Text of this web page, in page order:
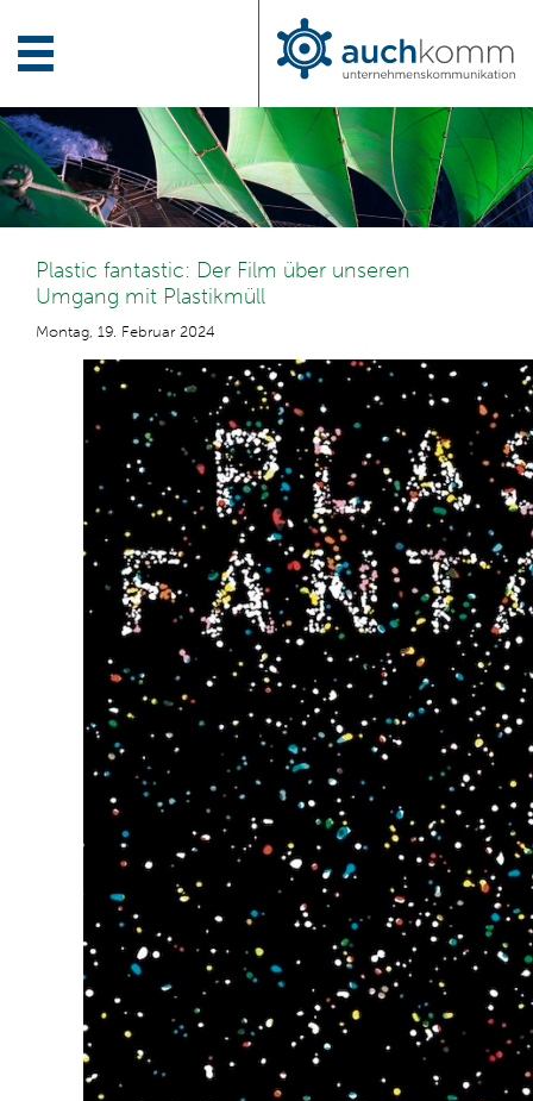
Plastic fantastic: Der Film über unseren
Umgang mit Plastikmüll
Montag, 19. Februar 2024